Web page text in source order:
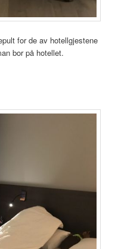
for de av hotellgjestene
bor på hotellet.